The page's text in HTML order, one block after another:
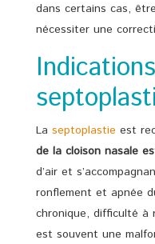
dans certains cas,
nécessiter une
La septoplastie est
de la cloison nasale
d’air et
ronflement et apnée
chronique, difficulté à
est souvent une